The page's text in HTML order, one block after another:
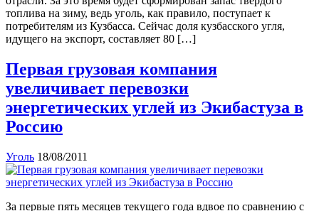
топлива на зиму, ведь уголь, как правило, поступает к
потребителям из Кузбасса. Сейчас доля кузбасского угля,
идущего на экспорт, составляет 80 […]
Первая грузовая компания
увеличивает перевозки
энергетических углей из Экибастуза в
Россию
Уголь 18/08/2011
За первые пять месяцев текущего года вдвое по сравнению с